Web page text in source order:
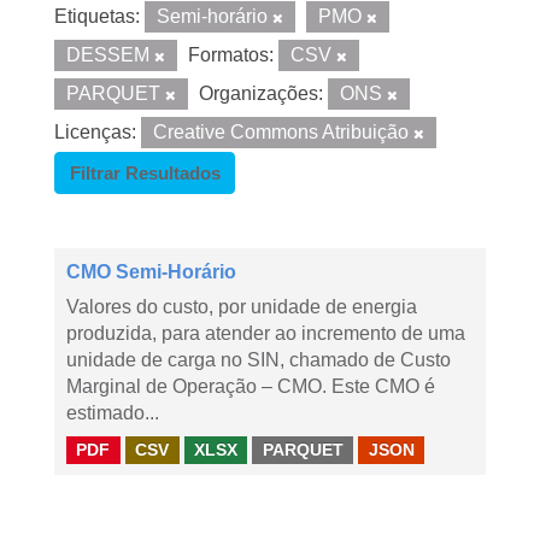
Etiquetas: Semi-horário
PMO
DESSEM
Formatos:
CSV
PARQUET
Organizações:
ONS
Licenças:
Creative Commons Atribuição
Filtrar Resultados
CMO Semi-Horário
Valores do custo, por unidade de energia
produzida, para atender ao incremento de uma
unidade de carga no SIN, chamado de Custo
Marginal de Operação – CMO. Este CMO é
estimado...
PDF CSV XLSX PARQUET JSON